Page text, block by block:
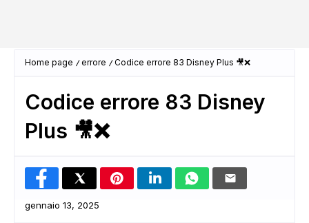
Home page errore Codice errore 83 Disney Plus 🎥❌
Codice errore 83 Disney
Plus 🎥❌
gennaio 13, 2025